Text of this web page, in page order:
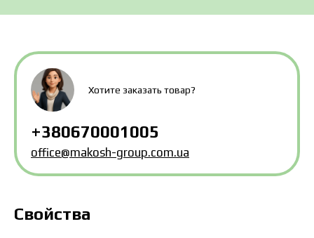
Хотите заказать товар?
+380670001005
office@makosh-group.com.ua
Свойства
Цена зависит от объёма и региона доставки. Для
расчёта индивидуальной цены заполните
данные: